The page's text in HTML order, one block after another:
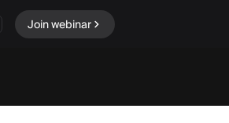
Join webinar